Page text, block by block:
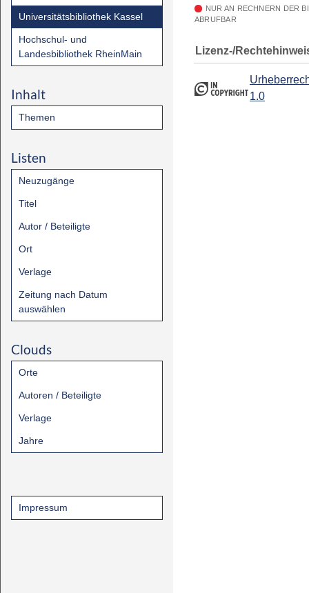
Universitätsbibliothek Kassel
Hochschul- und
Landesbibliothek RheinMain
Inhalt
Themen
Listen
Neuzugänge
Titel
Autor / Beteiligte
Ort
Verlage
Zeitung nach Datum
auswählen
Clouds
Orte
Autoren / Beteiligte
Verlage
Jahre
Impressum
NUR AN RECHNERN DER
ABRUFBAR
Lizenz-/
1.0